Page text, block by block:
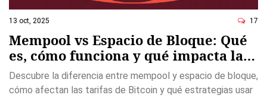
13 oct, 2025 17
Mempool vs Espacio de Bloque: Qué
es, cómo funciona y qué impacta las
tarifas de Bitcoin
Descubre la diferencia entre mempool y espacio de bloque,
cómo afectan las tarifas de Bitcoin y qué estrategias usar